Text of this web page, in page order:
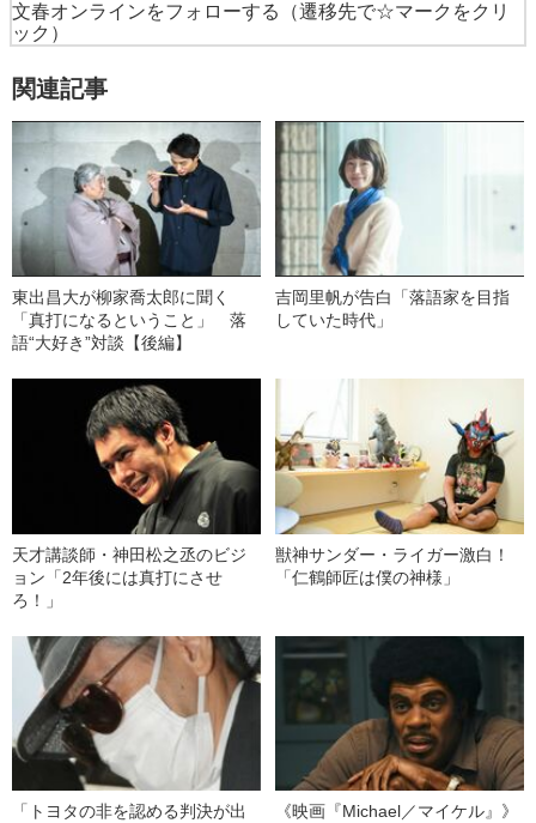
文春オンラインをフォローする
（遷移先で☆マークをクリ
ック）
関連記事
東出昌大が柳家喬太郎に聞く
「真打になるということ」 落
語“大好き”対談【後編】
吉岡里帆が告白「落語家を目指
していた時代」
天才講談師・神田松之丞のビジ
ョン「2年後には真打にさせ
ろ！」
獣神サンダー・ライガー激白！
「仁鶴師匠は僕の神様」
「トヨタの非を認める判決が出
《映画『Michael／マイケル』》